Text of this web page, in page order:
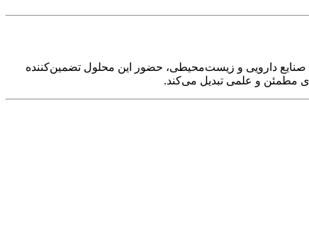
صنایع دارویی و زیست‌محیطی، حضور این محلول تضمین‌کننده
مطمئن و علمی تبدیل می‌کند.